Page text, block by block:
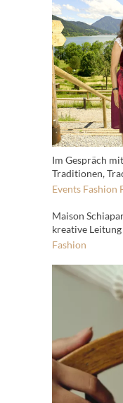
Im Gespräch
Traditionen,
Events Fashion
Maison
kreative Leitung
Fashion